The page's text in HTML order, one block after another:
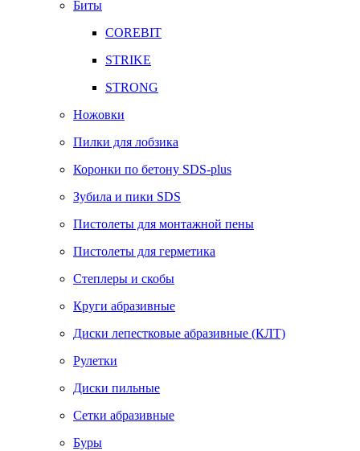
Биты
COREBIT
STRIKE
STRONG
Ножовки
Пилки для лобзика
Коронки по бетону SDS-plus
Зубила и пики SDS
Пистолеты для монтажной пены
Пистолеты для герметика
Степлеры и скобы
Круги абразивные
Диски лепестковые абразивные (КЛТ)
Рулетки
Диски пильные
Сетки абразивные
Буры